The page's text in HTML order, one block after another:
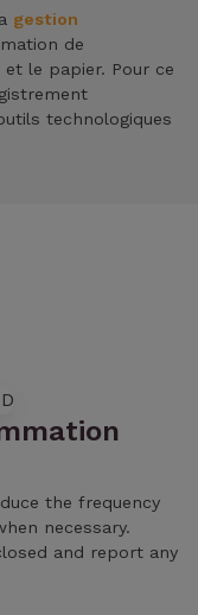
gestion
de
et le papier. Pour ce
technologiques
the frequency
necessary.
and report any